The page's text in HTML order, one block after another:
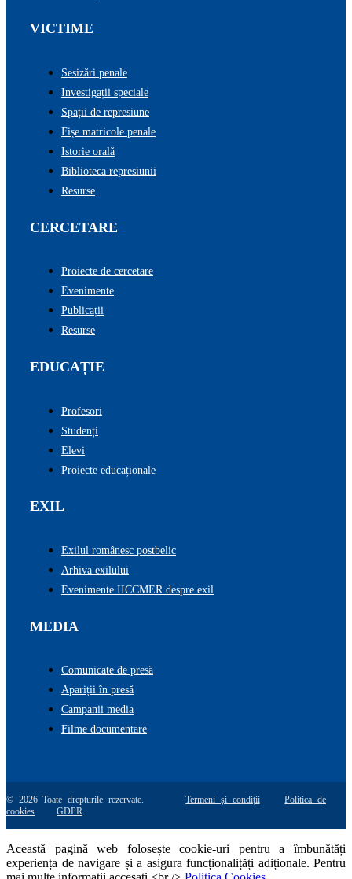
VICTIME
Sesizări penale
Investigații speciale
Spații de represiune
Fișe matricole penale
Istorie orală
Biblioteca represiunii
Resurse
CERCETARE
Proiecte de cercetare
Evenimente
Publicații
Resurse
EDUCAȚIE
Profesori
Studenți
Elevi
Proiecte educaționale
EXIL
Exilul românesc postbelic
Arhiva exilului
Evenimente IICCMER despre exil
MEDIA
Comunicate de presă
Apariții în presă
Campanii media
Filme documentare
© 2026 Toate drepturile rezervate.Termeni și condiții
Politica de
cookies
GDPR
Această pagină web folosește cookie-uri pentru a îmbunătăți
experiența de navigare și a asigura funcționalițăți adiționale. Pentru